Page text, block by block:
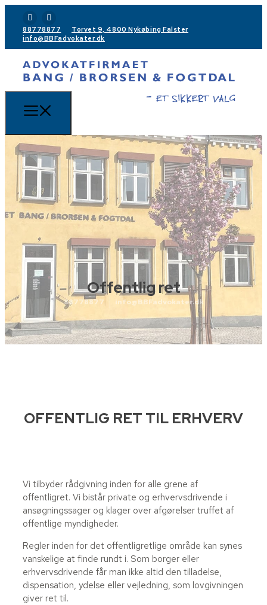
88778877
Torvet 9, 4800 Nykøbing Falster
info@BBFadvokater.dk
Offentlig ret
88778877 info@BBFadvokater.dk
OFFENTLIG RET TIL ERHVERV​
​Vi tilbyder rådgivning inden for alle grene af
offentligret. Vi bistår private og erhvervsdrivende i
ansøgningssager og klager over afgørelser truffet af
offentlige myndigheder.
Regler inden for det offentligretlige område kan synes
vanskelige at finde rundt i. Som borger eller
erhvervsdrivende får man ikke altid den tilladelse,
dispensation, ydelse eller vejledning, som lovgivningen
giver ret til.